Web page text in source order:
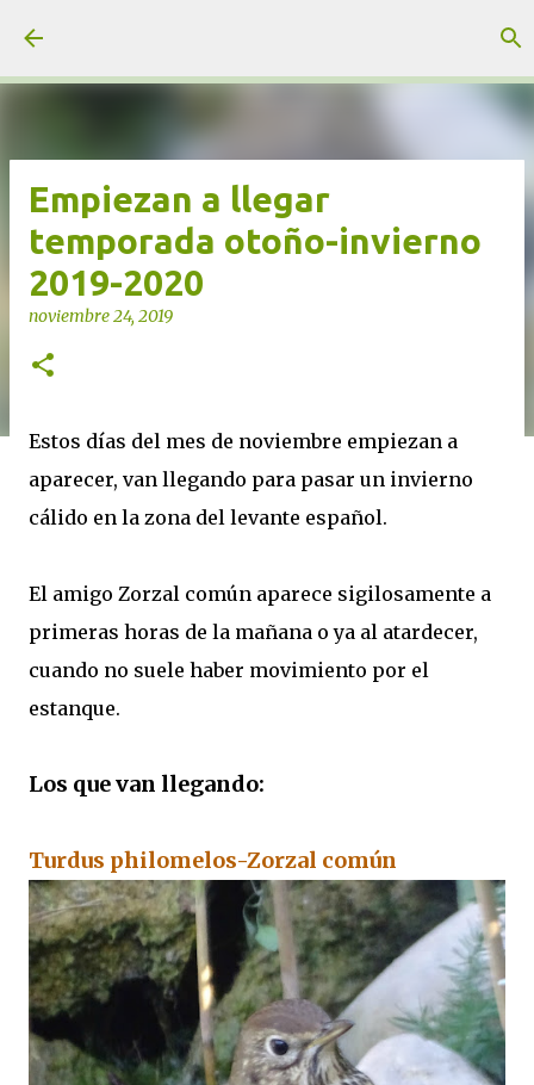
Empiezan a llegar
temporada otoño-invierno
2019-2020
noviembre 24, 2019
Estos días del mes de noviembre empiezan a
aparecer, van llegando para pasar un invierno
cálido en la zona del levante español.
El amigo Zorzal común aparece sigilosamente a
primeras horas de la mañana o ya al atardecer,
cuando no suele haber movimiento por el
estanque.
Los que van llegando:
Turdus philomelos-Zorzal común